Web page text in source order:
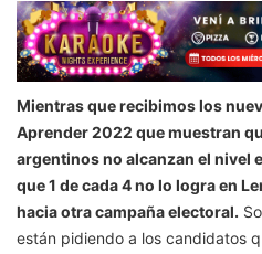
Mientras que recibimos los
Aprender 2022 que muestran
argentinos no alcanzan el nivel
que 1 de cada 4 no lo logra en
hacia otra campaña electoral.
están pidiendo a los candidatos